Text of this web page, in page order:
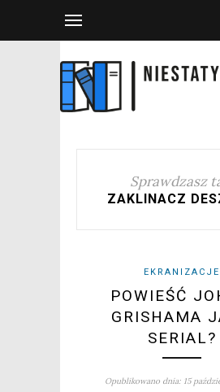
Sprawdzasz
ZAKLINACZ
EKRANIZACJE
POWIEŚĆ
GRISHAMA
SERIAL?
Opublikowano dnia: 15